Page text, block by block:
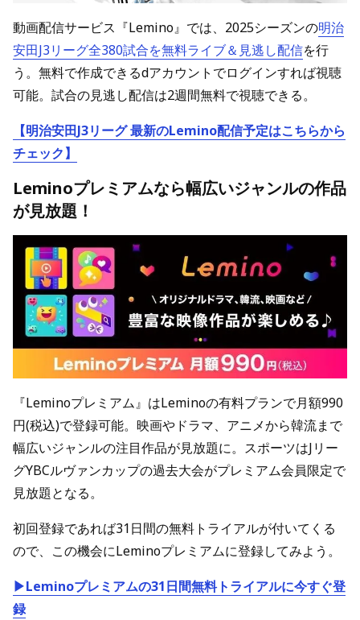
動画配信サービス『Lemino』では、2025シーズンの明治
安田J3リーグ全380試合を無料ライブ＆見逃し配信を行
う。無料で作成できるdアカウントでログインすれば視聴
可能。試合の見逃し配信は2週間無料で視聴できる。
【明治安田J3リーグ 最新のLemino配信予定はこちらから
チェック】
Leminoプレミアムなら幅広いジャンルの作品
が見放題！
『Leminoプレミアム』はLeminoの有料プランで月額990
円(税込)で登録可能。映画やドラマ、アニメから韓流まで
幅広いジャンルの注目作品が見放題に。スポーツはJリー
グYBCルヴァンカップの過去大会がプレミアム会員限定で
見放題となる。
初回登録であれば31日間の無料トライアルが付いてくる
ので、この機会にLeminoプレミアムに登録してみよう。
▶Leminoプレミアムの31日間無料トライアルに今すぐ登
録